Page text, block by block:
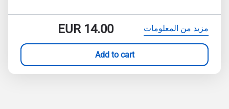
مزيد من المعلومات EUR14.00
Add to cart